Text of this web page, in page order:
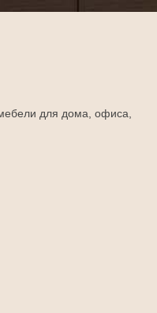
для дома, офиса,